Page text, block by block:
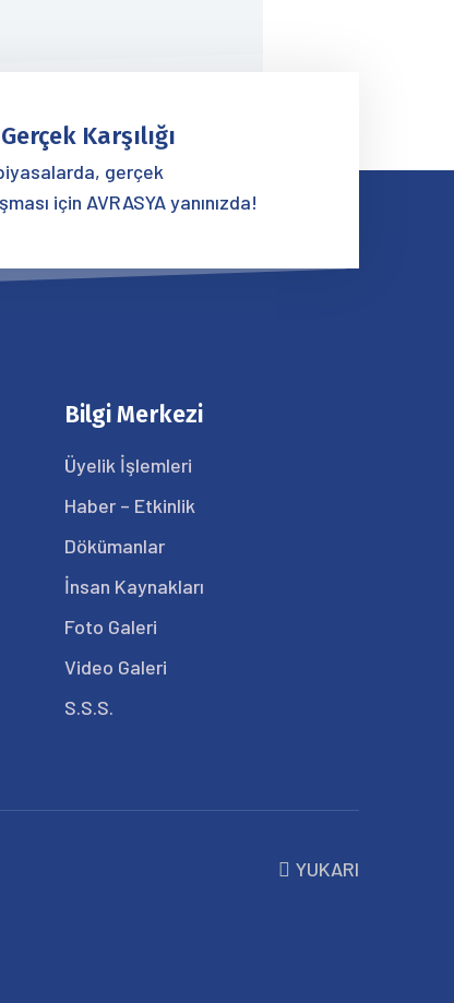
Karşılığı
gerçek
için AVRASYA yanınızda!
Bilgi Merkezi
Üyelik İşlemleri
Haber – Etkinlik
Dökümanlar
İnsan Kaynakları
Foto Galeri
Video Galeri
S.S.S.
YUKARI